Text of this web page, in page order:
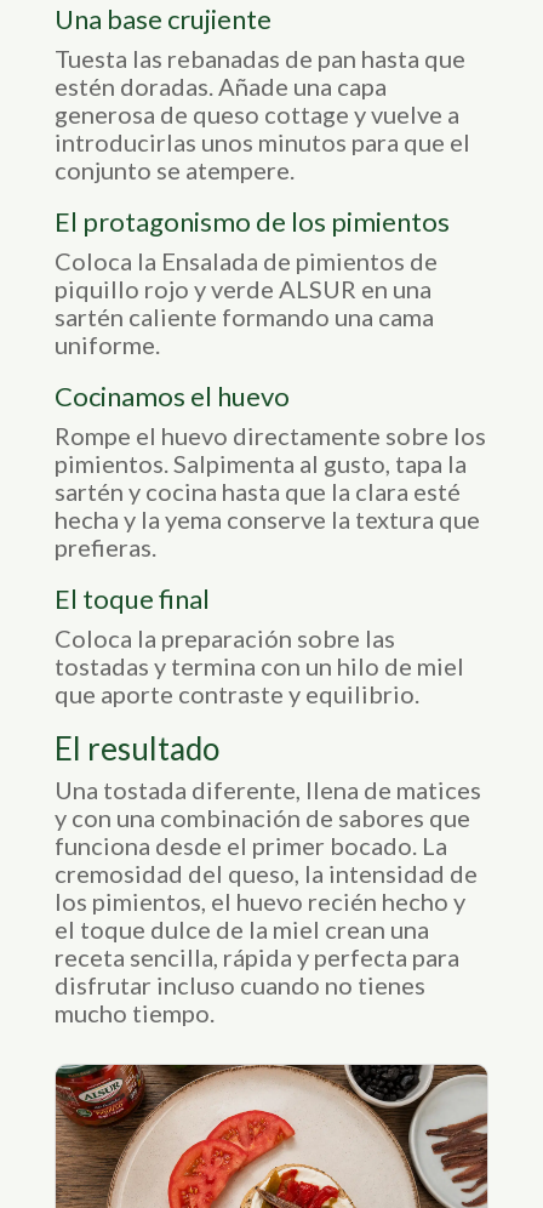
Una base crujiente
Tuesta las rebanadas de pan hasta que
estén doradas. Añade una capa
generosa de queso cottage y vuelve a
introducirlas unos minutos para que el
conjunto se atempere.
El protagonismo de los pimientos
Coloca la Ensalada de pimientos de
piquillo rojo y verde ALSUR en una
sartén caliente formando una cama
uniforme.
Cocinamos el huevo
Rompe el huevo directamente sobre los
pimientos. Salpimenta al gusto, tapa la
sartén y cocina hasta que la clara esté
hecha y la yema conserve la textura que
prefieras.
El toque final
Coloca la preparación sobre las
tostadas y termina con un hilo de miel
que aporte contraste y equilibrio.
El resultado
Una tostada diferente, llena de matices
y con una combinación de sabores que
funciona desde el primer bocado. La
cremosidad del queso, la intensidad de
los pimientos, el huevo recién hecho y
el toque dulce de la miel crean una
receta sencilla, rápida y perfecta para
disfrutar incluso cuando no tienes
mucho tiempo.